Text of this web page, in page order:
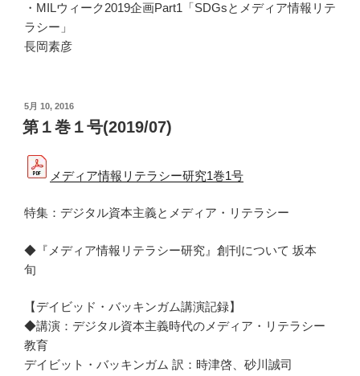
・MILウィーク2019企画Part1「SDGsとメディア情報リテ
ラシー」
長岡素彦
投
稿
日:
5月 10, 2016
第１巻１号(2019/07)
メディア情報リテラシー研究1巻1号
特集：デジタル資本主義とメディア・リテラシー
◆『メディア情報リテラシー研究』創刊について 坂本
旬
【デイビッド・バッキンガム講演記録】
◆講演：デジタル資本主義時代のメディア・リテラシー
教育
デイビット・バッキンガム 訳：時津啓、砂川誠司